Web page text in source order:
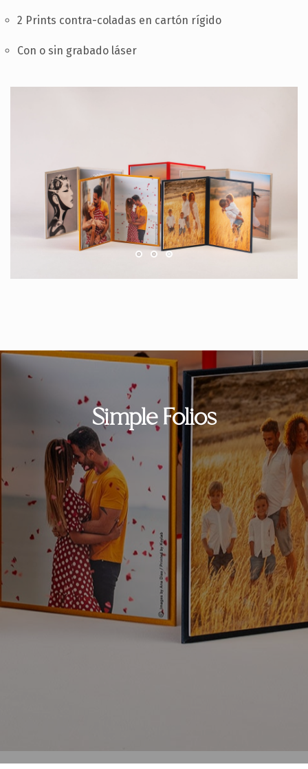
2 Prints contra-coladas en cartón rígido
Con o sin grabado láser
Simple Folios